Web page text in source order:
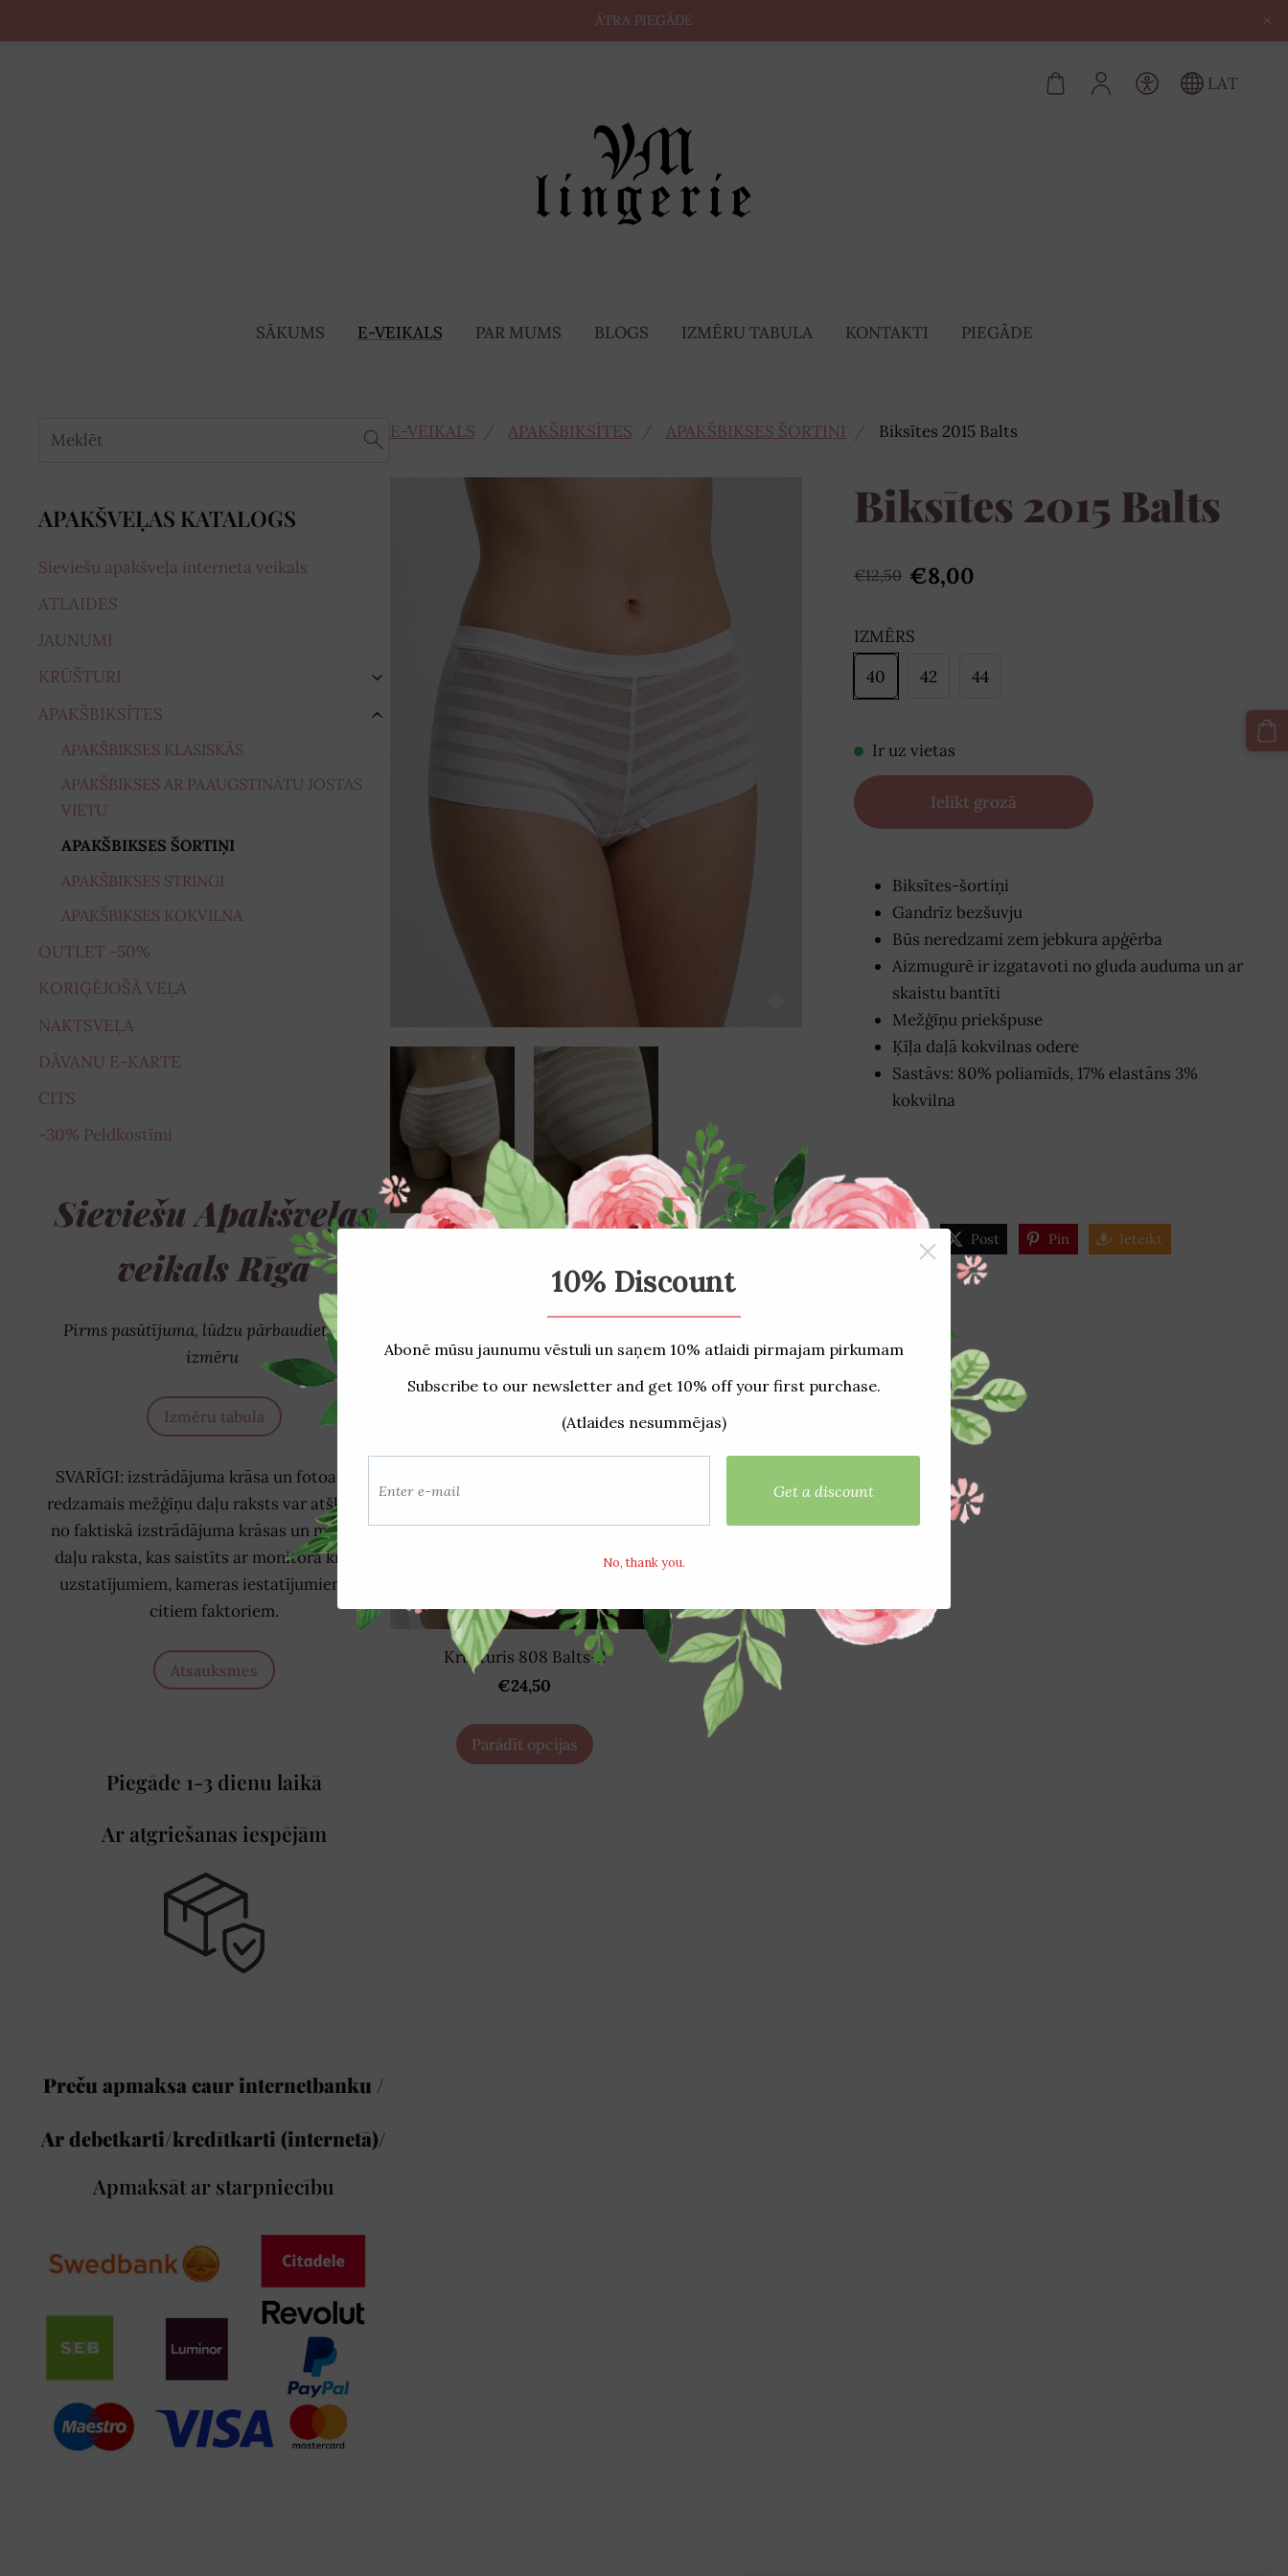
ĀTRA PIEGĀDE ×
SĀKUMS E-VEIKALS PAR MUMS BLOGS IZMĒRU TABULA KONTAKTI PIEGĀDE
LAT
APAKŠVEĻAS KATALOGS
Sieviešu apakšveļa interneta veikals
ATLAIDES
JAUNUMI
KRŪŠTURI
›
APAKŠBIKSĪTES
APAKŠBIKSES KLASISKĀS
APAKŠBIKSES AR PAAUGSTINĀTU JOSTAS
VIETU
APAKŠBIKSES ŠORTIŅI
APAKŠBIKSES STRINGI
APAKŠBIKSES KOKVILNA
›
OUTLET -50%
KORIĢĒJOŠĀ VEĻA
NAKTSVEĻA
DĀVANU E-KARTE
CITS
-30% Peldkostīmi
Sieviešu Apakšveļas
veikals Rīgā
Pirms pasūtījuma, lūdzu pārbaudiet savu
izmēru
Izmēru tabula
SVARĪGI: izstrādājuma krāsa un fotoattēlā
redzamais mežģīņu daļu raksts var atšķirties
no faktiskā izstrādājuma krāsas un mežģīņu
daļu raksta, kas saistīts ar monitora krāsas
uzstatījumiem, kameras iestatījumiem un
citiem faktoriem.
Atsauksmes
Piegāde 1-3 dienu laikā
Ar atgriešanas iespējām
Preču apmaksa caur internetbanku /
Ar debetkarti/kredītkarti (internetā)/
Apmaksāt ar starpniecību
E-VEIKALS APAKŠBIKSĪTES APAKŠBIKSES ŠORTIŅI Biksītes 2015 Balts
Biksītes 2015 Balts
€12,50 €8,00
IZMĒRS
40
42 44
Ir uz vietas
Ielikt grozā
Biksītes-šortiņi
Gandrīz bezšuvju
Būs neredzami zem jebkura apģērba
Aizmugurē ir izgatavoti no gluda auduma un ar
skaistu bantīti
Mežģīņu priekšpuse
Ķīļa daļā kokvilnas odere
Sastāvs: 80% poliamīds, 17% elastāns 3%
kokvilna
Post Pin Ieteikt
Saistītie produkti
Krūšturis 808 Balts-2
€24,50
Parādīt opcijas